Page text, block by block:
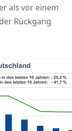
als vor einem
Rückgang